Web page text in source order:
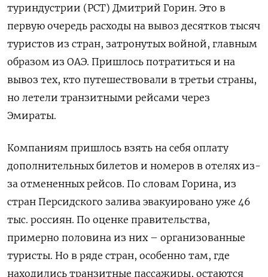
туриндустрии (РСТ) Дмитрий Горин. Это в
первую очередь расходы на вывоз десятков тысяч
туристов из стран, затронутых войной, главным
образом из ОАЭ. Пришлось потратиться и на
вывоз тех, кто путешествовали в третьи страны,
но летели транзитными рейсами через
Эмираты.
Компаниям пришлось взять на себя оплату
дополнительных билетов и номеров в отелях из-
за отмененных рейсов. По словам Горина, из
стран Персидского залива эвакуировано уже 46
тыс. россиян. По оценке правительства,
примерно половина из них – организованные
туристы. Но в ряде стран, особенно там, где
находились транзитные пассажиры, остаются